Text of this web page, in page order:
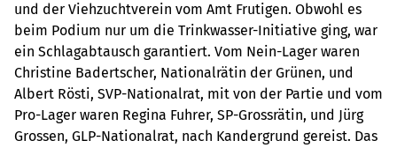
und der Viehzuchtverein vom Amt Frutigen. Obwohl es
beim Podium nur um die Trinkwasser-Initiative ging, war
ein Schlagabtausch garantiert. Vom Nein-Lager waren
Christine Badertscher, Nationalrätin der Grünen, und
Albert Rösti, SVP-Nationalrat, mit von der Partie und vom
Pro-Lager waren Regina Fuhrer, SP-Grossrätin, und Jürg
Grossen, GLP-Nationalrat, nach Kandergrund gereist. Das